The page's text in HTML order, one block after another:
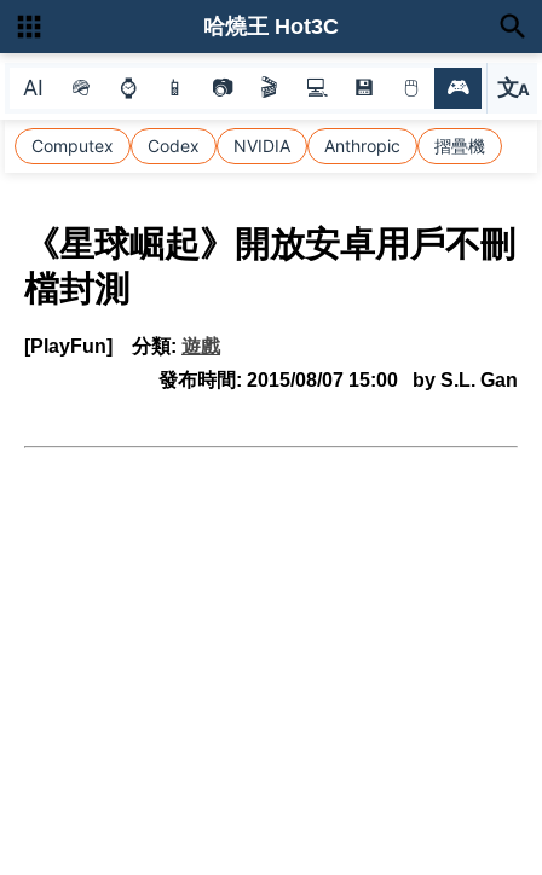
AI 🪖 ⌚ 📱 📷 🎬 💻 💾 🖱 🎮 文A
選
Computex Codex NVIDIA Anthropic 摺疊機
哈燒王 Hot3C
《星球崛起》開放安卓用戶不刪
檔封測
[PlayFun] 分類: 遊戲
發布時間: 2015/08/07 15:00 by S.L. Gan